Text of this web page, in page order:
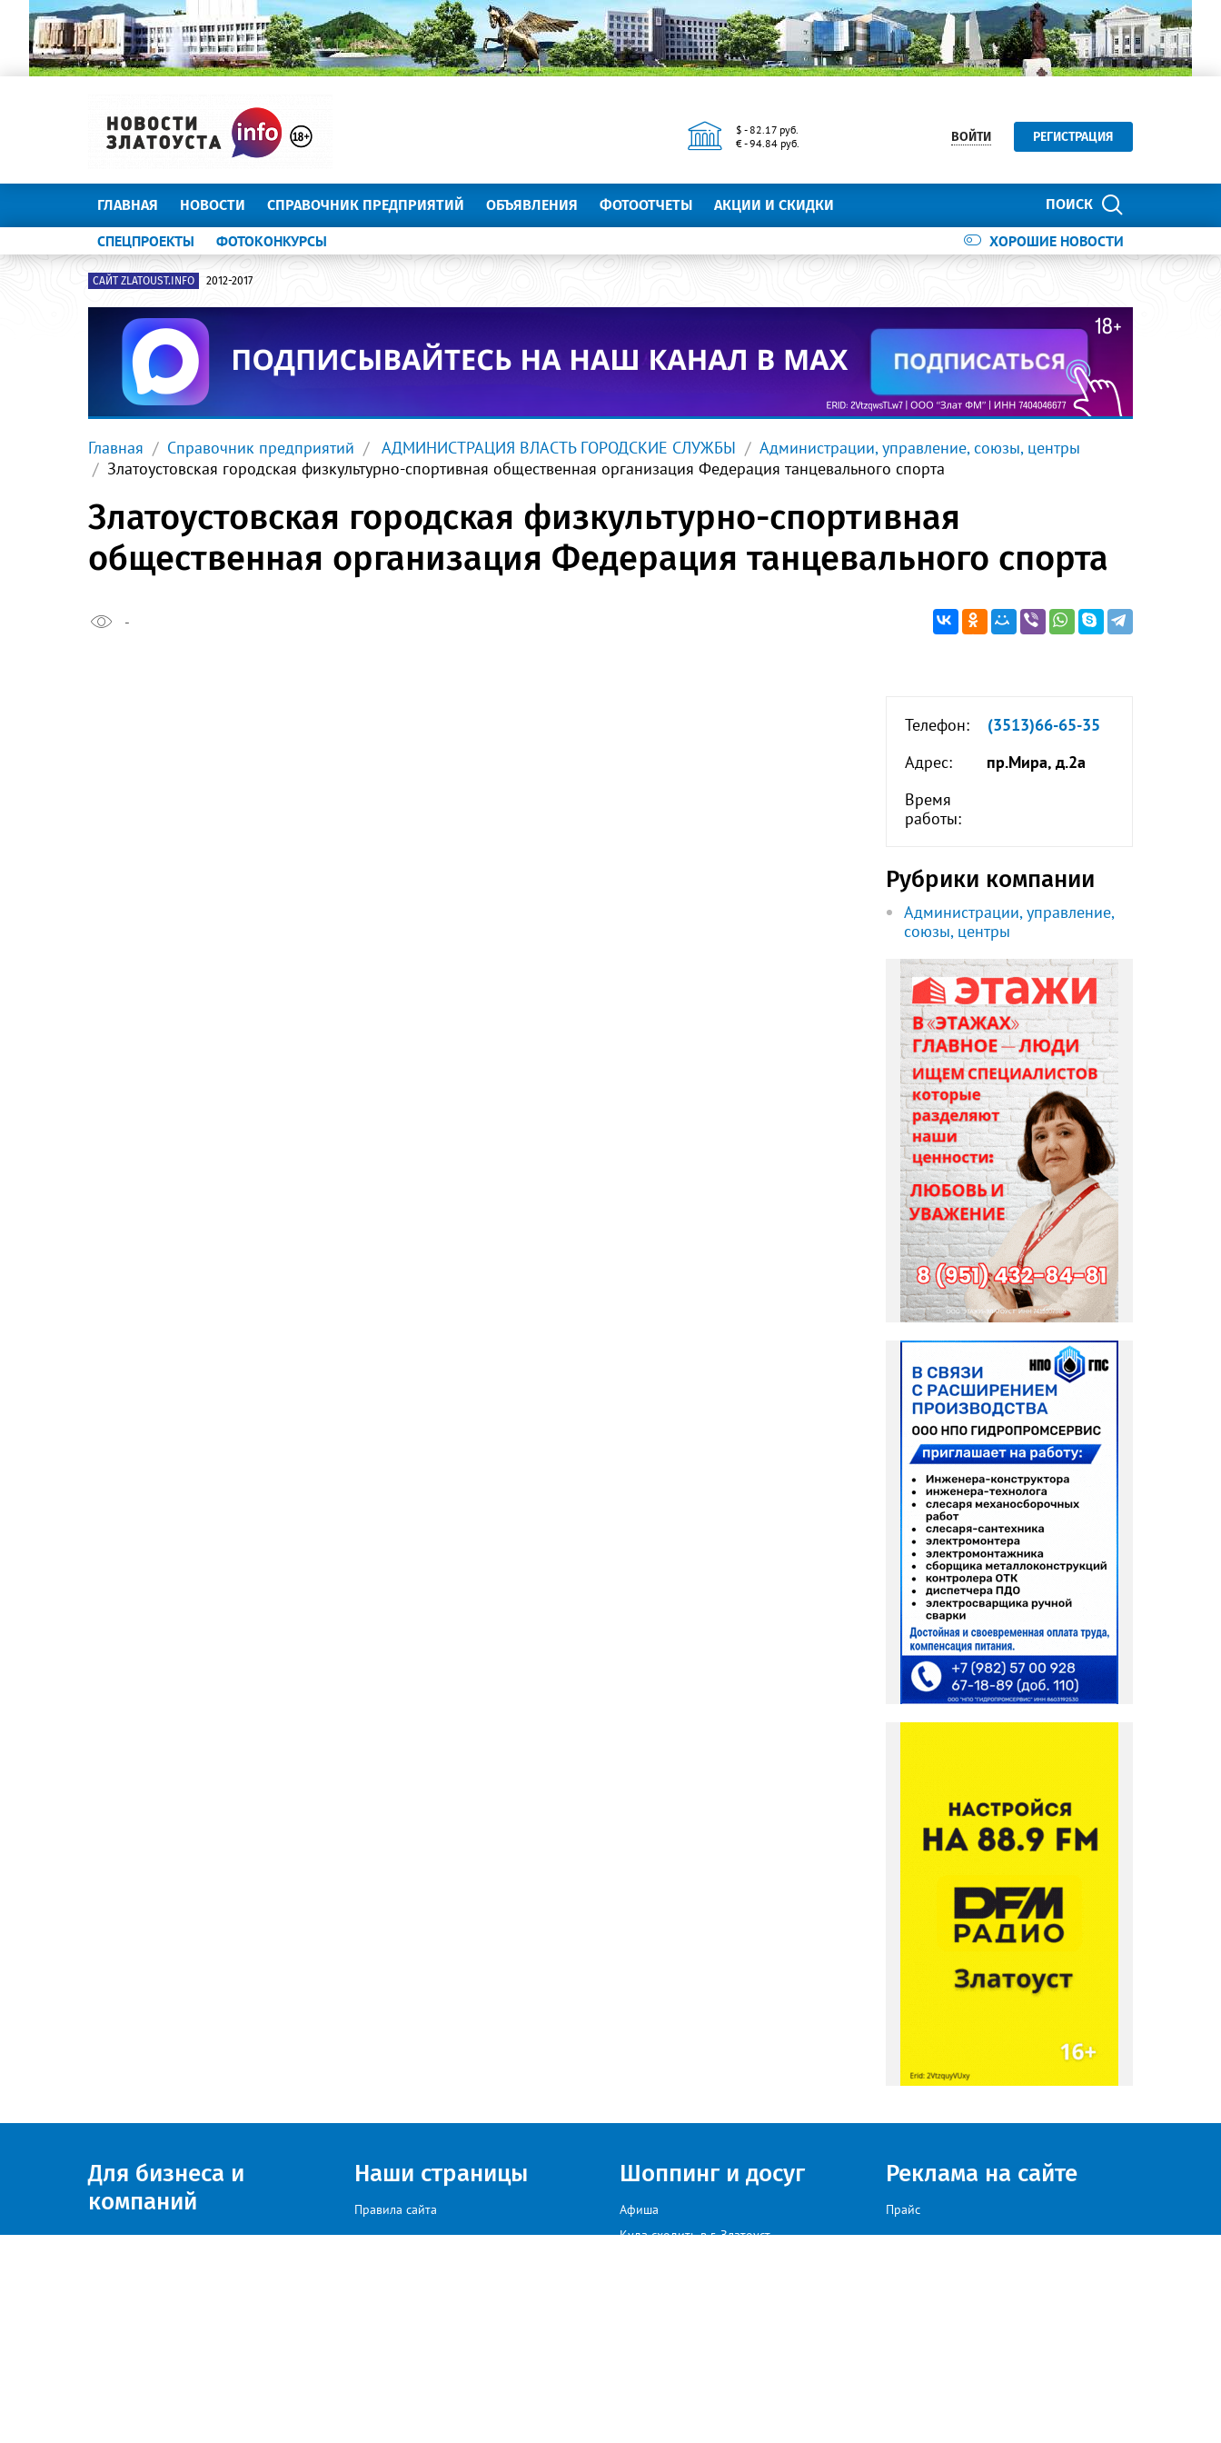
$ - 82.17 руб.
€ - 94.84 руб.
ВОЙТИ РЕГИСТРАЦИЯ
ПОИСК
ГЛАВНАЯ НОВОСТИ СПРАВОЧНИК ПРЕДПРИЯТИЙ ОБЪЯВЛЕНИЯ ФОТООТЧЕТЫ АКЦИИ И СКИДКИ
ХОРОШИЕ НОВОСТИ
СПЕЦПРОЕКТЫ ФОТОКОНКУРСЫ
САЙТ ZLATOUST.INFO 2012-2017
Главная Справочник предприятий АДМИНИСТРАЦИЯ ВЛАСТЬ ГОРОДСКИЕ СЛУЖБЫ
Администрации, управление, союзы, центры
Златоустовская городская физкультурно-спортивная общественная организация Федерация танцевального спорта
Златоустовская городская физкультурно-спортивная
общественная организация Федерация танцевального спорта
-
Телефон:
(3513)66-65-35
Адрес:
пр.Мира, д.2а
Время
работы:
Рубрики компании
Администрации, управление,
союзы, центры
Для бизнеса и
компаний
Наши страницы
Правила сайта
Шоппинг и досуг
Афиша
Куда сходить в г. Златоуст
Реклама на сайте
Прайс